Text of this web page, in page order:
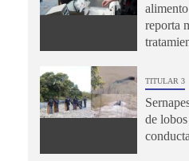
reporta
TITULAR 3
de